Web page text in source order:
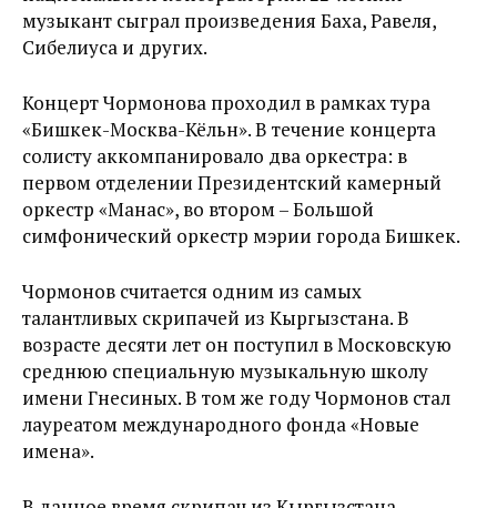
музыкант сыграл произведения Баха, Равеля,
Сибелиуса и других.
Концерт Чормонова проходил в рамках тура
«Бишкек-Москва-Кёльн». В течение концерта
солисту аккомпанировало два оркестра: в
первом отделении Президентский камерный
оркестр «Манас», во втором – Большой
симфонический оркестр мэрии города Бишкек.
Чормонов считается одним из самых
талантливых скрипачей из Кыргызстана. В
возрасте десяти лет он поступил в Московскую
среднюю специальную музыкальную школу
имени Гнесиных. В том же году Чормонов стал
лауреатом международного фонда «Новые
имена».